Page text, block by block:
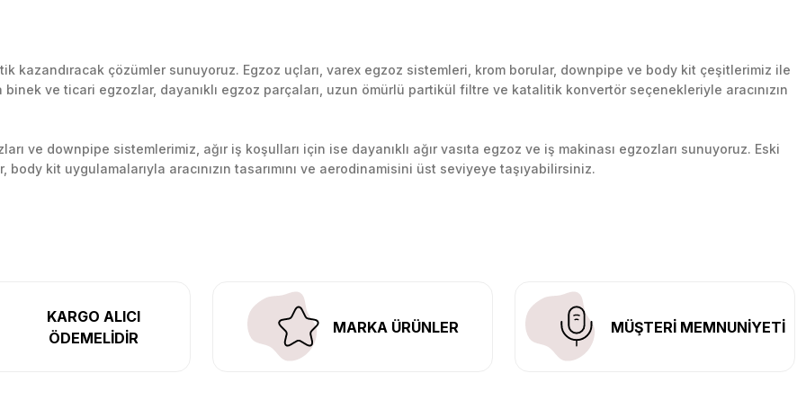
Yorum Yaz
kazandıracak çözümler sunuyoruz. Egzoz uçları, varex egzoz sistemleri, krom borular, downpipe ve body kit çeşitlerimiz ile
ve ticari egzozlar, dayanıklı egzoz parçaları, uzun ömürlü partikül filtre ve katalitik konvertör seçenekleriyle aracınızın
ve downpipe sistemlerimiz, ağır iş koşulları için ise dayanıklı ağır vasıta egzoz ve iş makinası egzozları sunuyoruz. Eski
kit uygulamalarıyla aracınızın tasarımını ve aerodinamisini üst seviyeye taşıyabilirsiniz.
KARGO ALICI
ÖDEMELİDİR
MARKA ÜRÜNLER MÜŞTERİ MEMNUNİYETİ